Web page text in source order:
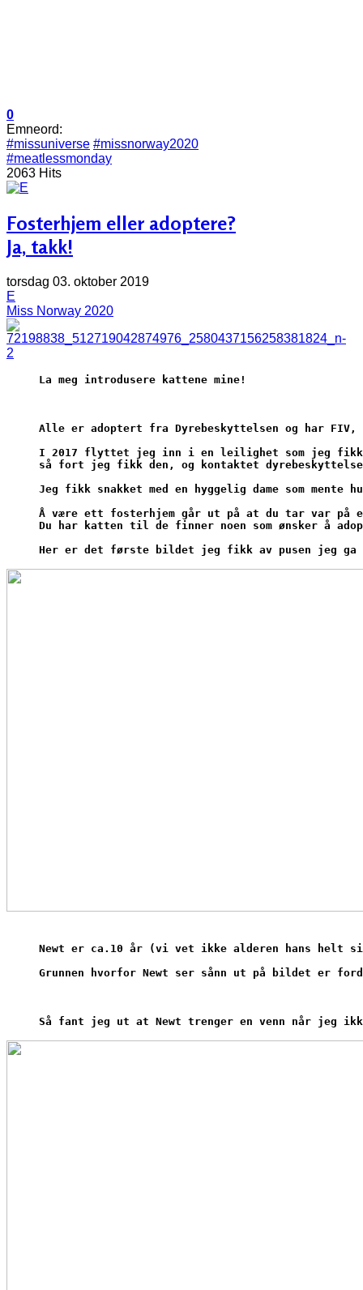
0
Emneord:
#missuniverse #missnorway2020
#meatlessmonday
2063 Hits
Fosterhjem eller adoptere?
Ja, takk!
torsdag 03. oktober 2019
E
Miss Norway 2020
La meg introdusere kattene mine!
Alle er adoptert fra Dyrebeskyttelsen og har
I 2017 flyttet jeg inn i en leilighet som jeg
så fort jeg fikk den, og kontaktet
Jeg fikk snakket med en hyggelig dame som
Å være ett fosterhjem går ut på at du tar var på
Du har katten til de finner noen som ønsker å
Her er det første bildet jeg fikk av pusen jeg ga
Newt er ca.10 år (vi vet ikke alderen hans helt
Grunnen hvorfor Newt ser sånn ut på bildet er
Så fant jeg ut at Newt trenger en venn når jeg